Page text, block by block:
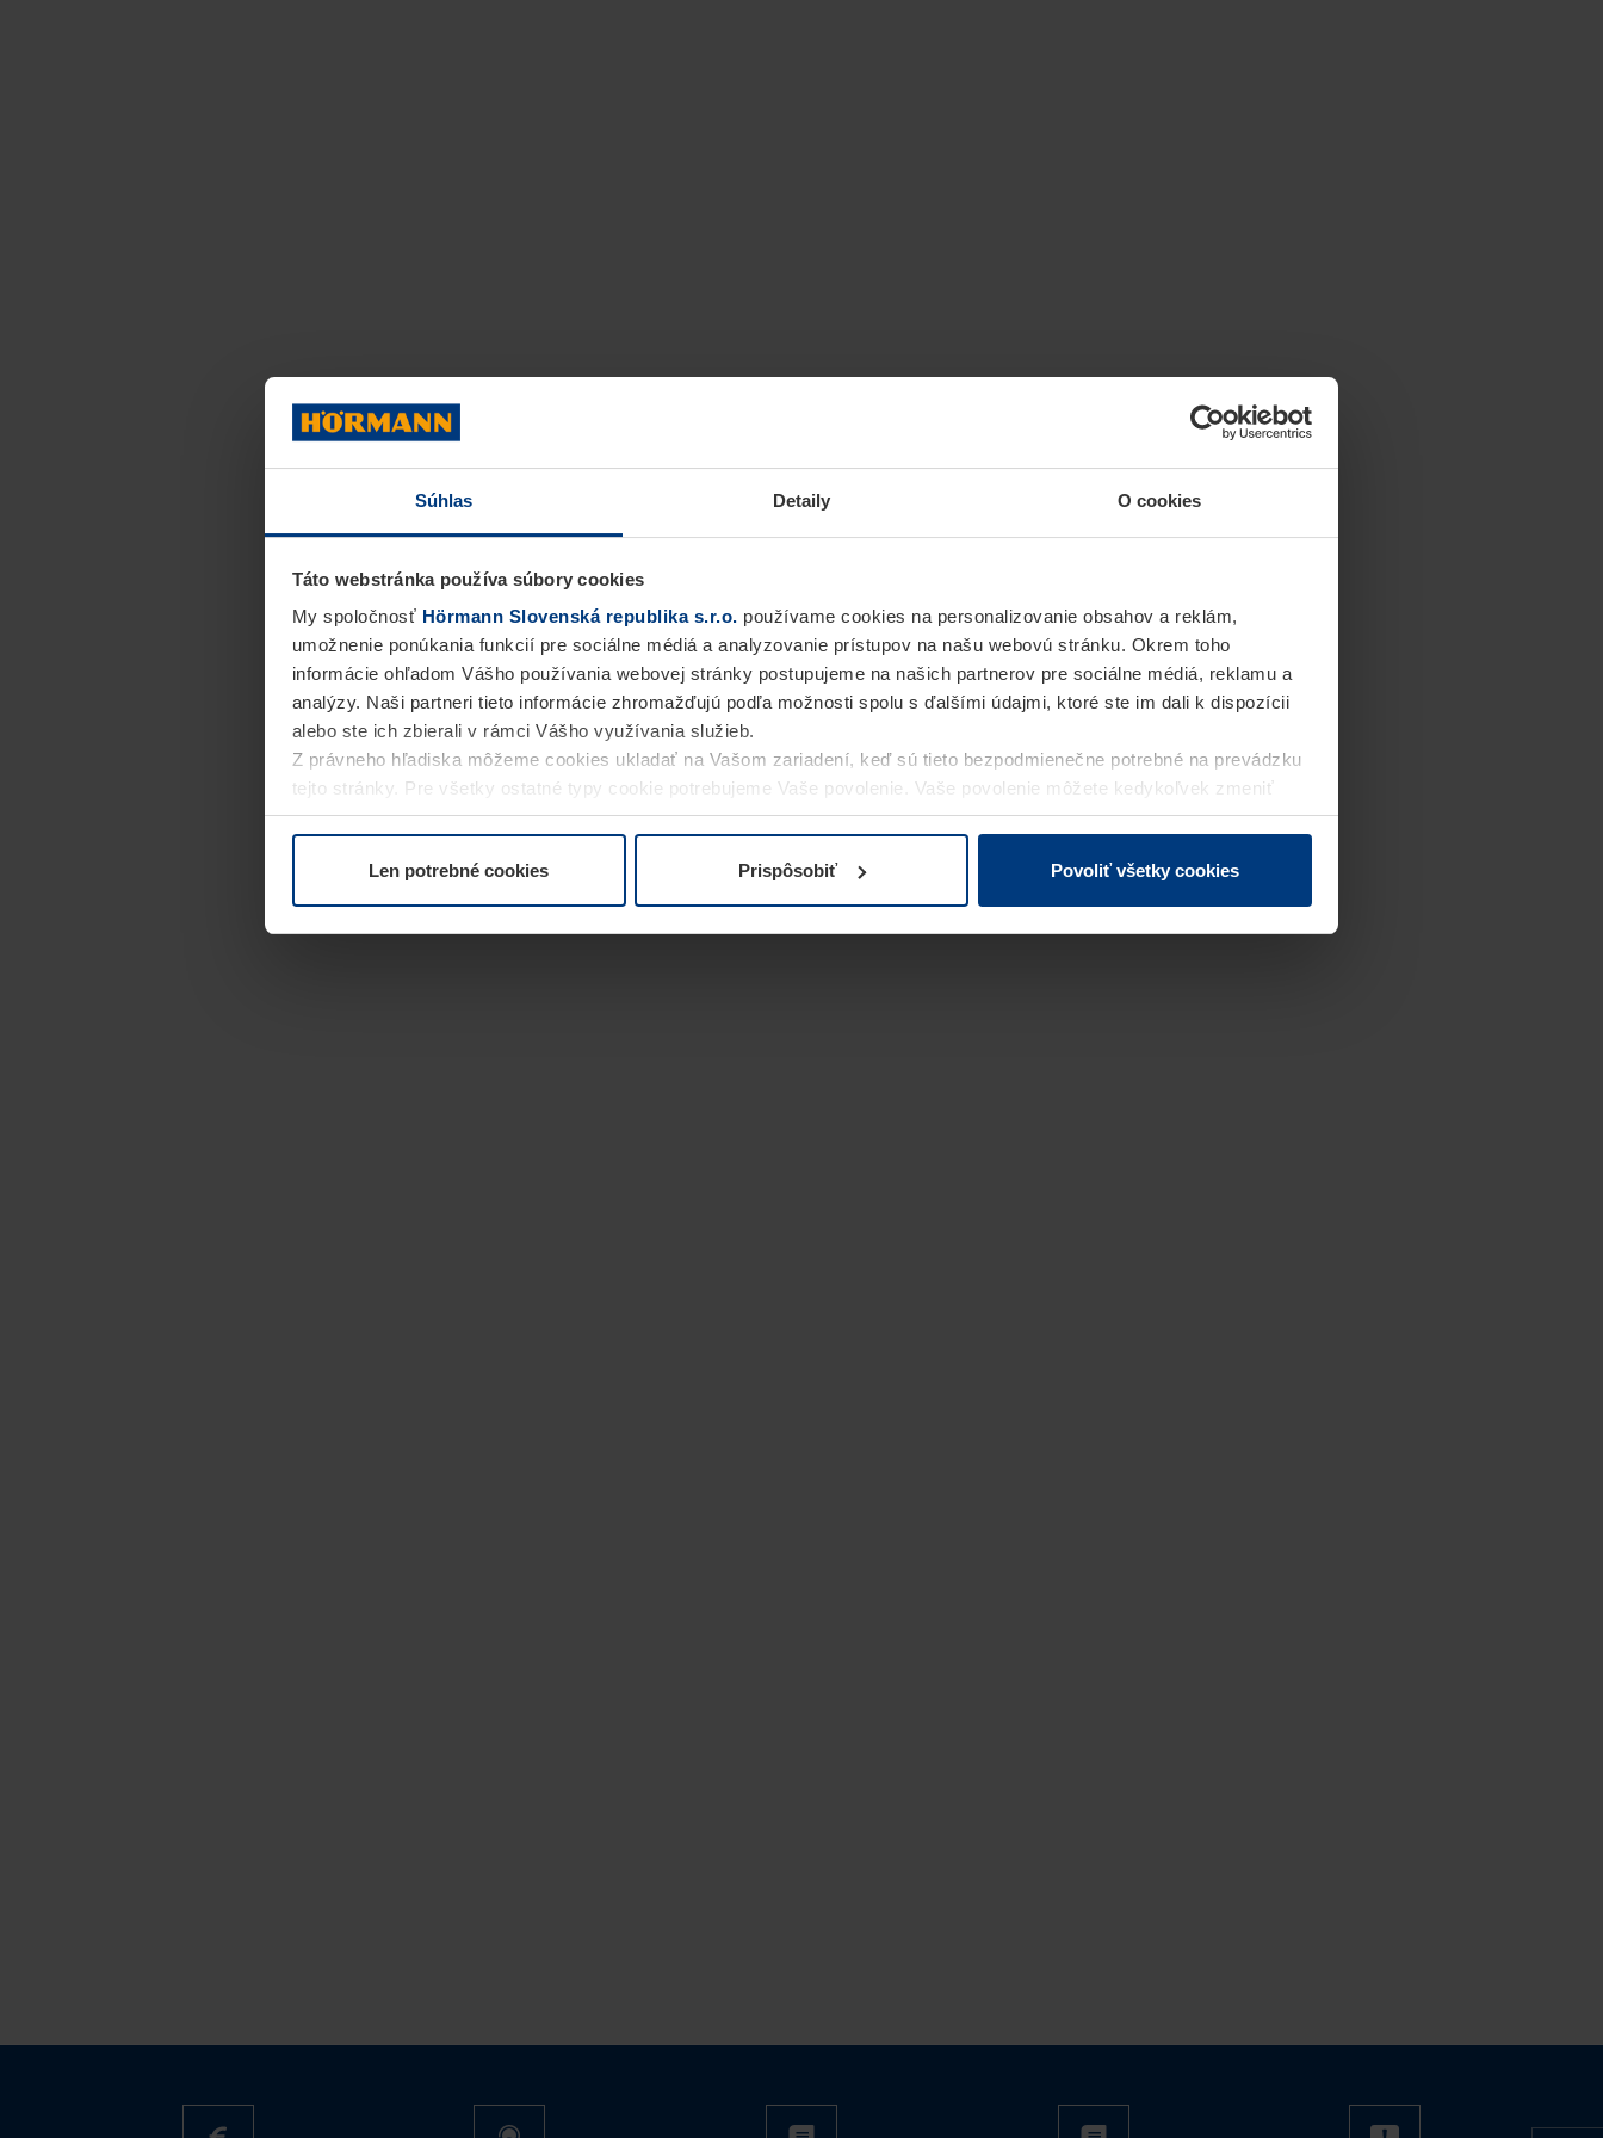
Súhlas Detaily O cookies
Táto webstránka používa súbory cookies
My spoločnosť Hörmann Slovenská republika s.r.o. používame cookies na personalizovanie obsahov a reklám,
umožnenie ponúkania funkcií pre sociálne médiá a analyzovanie prístupov na našu webovú stránku. Okrem toho
informácie ohľadom Vášho používania webovej stránky postupujeme na našich partnerov pre sociálne médiá, reklamu a
analýzy. Naši partneri tieto informácie zhromažďujú podľa možnosti spolu s ďalšími údajmi, ktoré ste im dali k dispozícii
alebo ste ich zbierali v rámci Vášho využívania služieb.
Z právneho hľadiska môžeme cookies ukladať na Vašom zariadení, keď sú tieto bezpodmienečne potrebné na prevádzku
tejto stránky. Pre všetky ostatné typy cookie potrebujeme Vaše povolenie. Vaše povolenie môžete kedykoľvek zmeniť
alebo odvolať vo vysvetlení cookie na stránkeVyhlásenie o ochrane osobných údajovnašej webovej stránky.
Len potrebné cookies Prispôsobiť Povoliť všetky cookies